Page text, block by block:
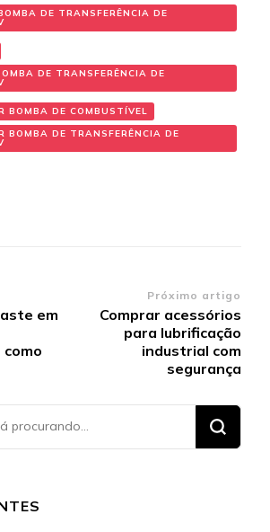
DE TRANSFERÊNCIA DE
DE TRANSFERÊNCIA DE
BOMBA DE COMBUSTÍVEL
BOMBA DE TRANSFERÊNCIA DE
em
Próximo artigo
Comprar acessórios
para lubrificação
industrial com
segurança